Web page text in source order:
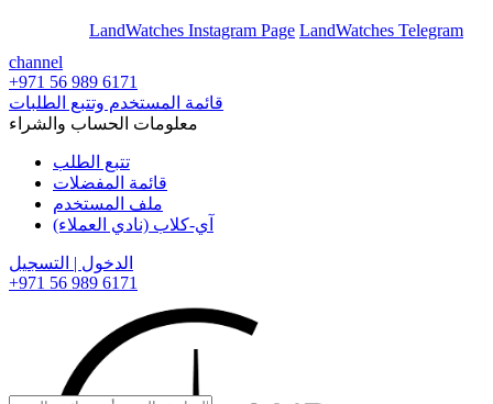
LandWatches Instagram Page LandWatches Telegram
channel
+971 56 989 6171
قائمة المستخدم وتتبع الطلبات
معلومات الحساب والشراء
تتبع الطلب
قائمة المفضلات
ملف المستخدم
آي-كلاب (نادي العملاء)
الدخول | التسجيل
+971 56 989 6171